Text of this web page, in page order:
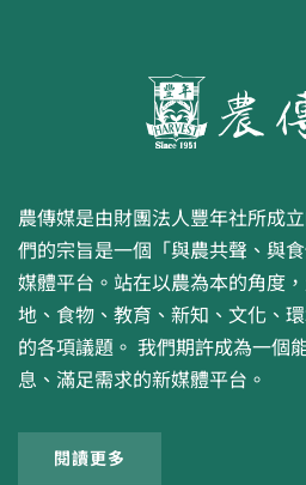
農傳媒是由財團法人豐年社所成
們的宗旨是一個「與農共聲、與
媒體平台。站在以農為本的角度
地、食物、教育、新知、文化、
的各項議題。 我們期許成為一
息、滿足需求的新媒體平台。
閱讀更多